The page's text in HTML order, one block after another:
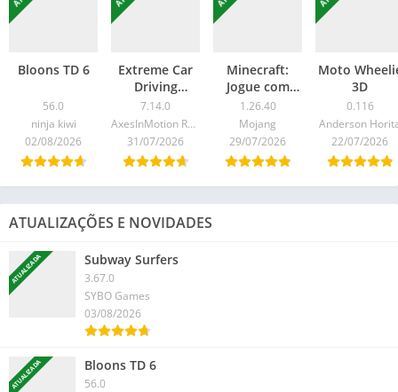
Bloons TD 6
56.0
ninja kiwi
02/08/2026
Extreme Car
Driving
Simulator
7.14.0
AxesInMotion Racing
31/07/2026
Minecraft:
Jogue com
amigos
1.26.40
Mojang
29/07/2026
Moto
3D
0.116
Anderson
22/07/2026
ATUALIZAÇÕES E NOVIDADES
ATUALIZADA Subway Surfers
3.67.0
SYBO Games
03/08/2026
ATUALIZADA Bloons TD 6
56.0